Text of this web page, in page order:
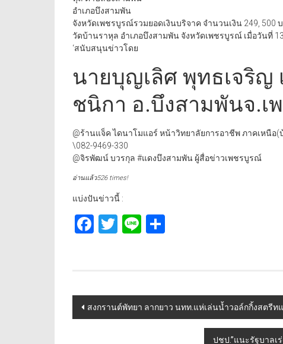
อำเภอบึงสามพัน
จังหวัดเพชรบูรณ์​รวมยอดเงินบริจาค จำนวนเงิน 249, 500
วัดบ้านราหุล อำเภอบึงสามพัน จังหวัดเพชรบูรณ์ เมื่อวันที่
‘สนับสนุนข่าวโดย
นายบุญเลิศ พุทธเจริญ
ชนิกา อ.บึงสามพันจ.เ
@ร้านแจ็ค ไดนาโมแอร์ หน้าวิทยาลัยการอาชีพ ภาคเหนือ
\082-9469-330
@จิรพัฒน์ บวรกุล #แดงบึงสามพัน ผู้สื่อข่าวเพชรบูรณ์
อ่านแล้ว526 times!
แบ่งปันข่าวนี้ :
Facebook
Twitter
Line
Post
สงกรานต์พัทยา ลากยาว นทท.แห่เล่นน้ำวอล์กกิ้งสตรีท
ปชป.”แนะรัฐบาลเ